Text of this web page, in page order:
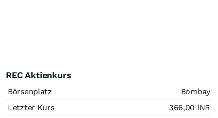
REC Aktienkurs
Börsenplatz
Bombay
Letzter Kurs
366,00 INR